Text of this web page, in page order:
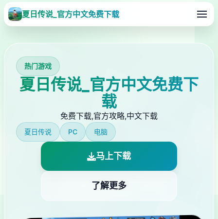
夏日传说_官方中文免费下载
热门游戏
夏日传说_官方中文免费下
载
免费下载,官方攻略,中文下载
夏日传说 PC 电脑
马上下载
了解更多